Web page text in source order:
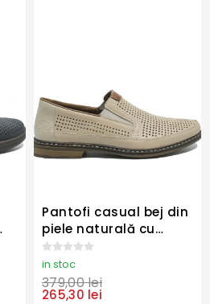
Pantofi casual bej din
piele naturală cu
perforații RIK13459-60
in stoc
379,00 lei
265,30 lei